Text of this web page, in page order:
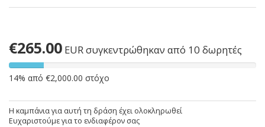
€265.00 EURσυγκεντρώθηκαν από 10 δωρητές
14% από €2,000.00 στόχο
Η καμπάνια για αυτή τη δράση έχει ολοκληρωθεί
Ευχαριστούμε για το ενδιαφέρον σας